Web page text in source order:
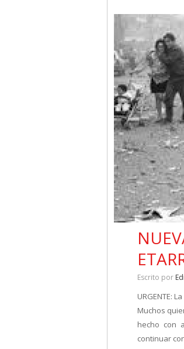
Escrito por
URGENTE:
Muchos
hecho con
continuar